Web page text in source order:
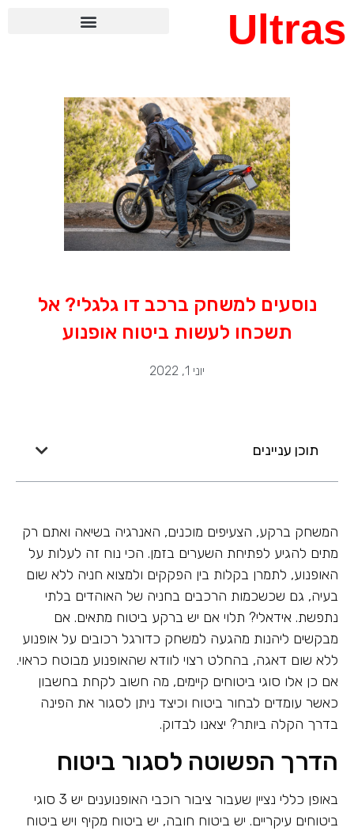
Ultras
נוסעים למשחק ברכב דו גלגלי? אל
תשכחו לעשות ביטוח אופנוע
יוני 1, 2022
תוכן עניינים
המשחק ברקע, הצעיפים מוכנים, האנרגיה בשיאה ואתם רק
מתים להגיע לפתיחת השערים בזמן. הכי נוח זה לעלות על
האופנוע, לתמרן בקלות בין הפקקים ולמצוא חניה ללא שום
בעיה, גם שכשכמות הרכבים בחניה של האוהדים בלתי
נתפשת. אידאלי? תלוי אם יש ברקע ביטוח מתאים. אם
מבקשים ליהנות מהגעה למשחק כדורגל רכובים על אופנוע
ללא שום דאגה, בהחלט רצוי לוודא שהאופנוע מבוטח כראוי.
אם כן אלו סוגי ביטוחים קיימים, מה חשוב לקחת בחשבון
כאשר עומדים לבחור ביטוח וכיצד ניתן לסגור את הפינה
בדרך הקלה ביותר? יצאנו לבדוק.
הדרך הפשוטה לסגור ביטוח
באופן כללי נציין שעבור ציבור רוכבי האופנוענים יש 3 סוגי
ביטוחים עיקריים. יש ביטוח חובה, יש ביטוח מקיף ויש ביטוח